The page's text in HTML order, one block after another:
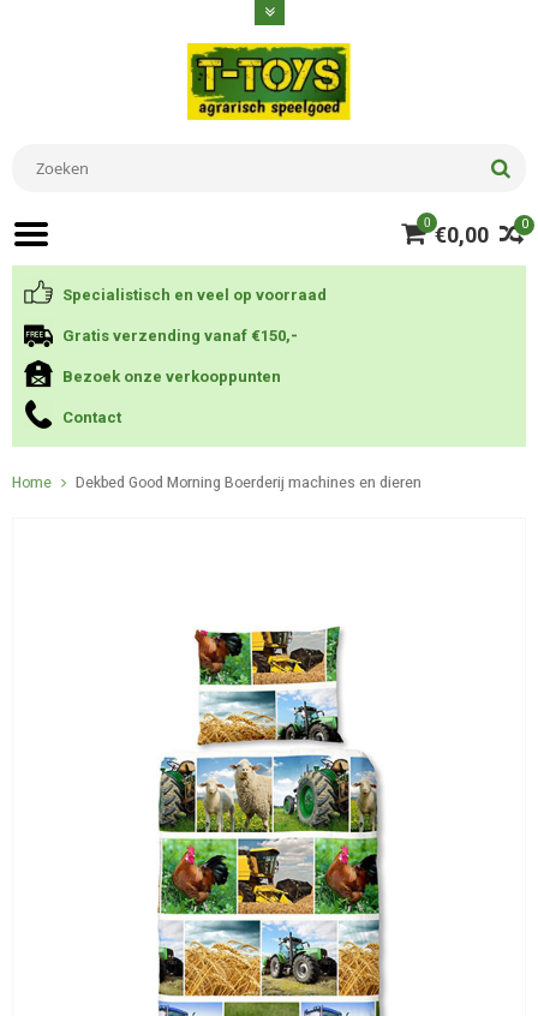
0
0 €0,00
Specialistisch en veel op voorraad
Gratis verzending vanaf €150,-
Bezoek onze verkooppunten
Contact
Home Dekbed Good Morning Boerderij machines en dieren